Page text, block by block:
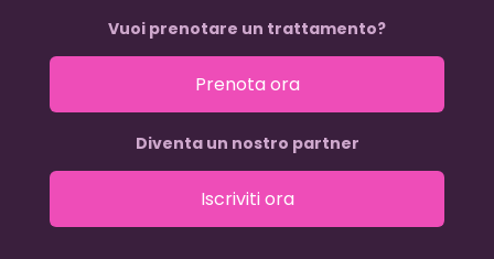
Vuoi prenotare un trattamento?
Prenota ora
Diventa un nostro partner
Iscriviti ora